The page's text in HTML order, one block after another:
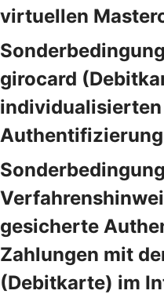
virtuellen
girocard
individualisierten
gesicherte
Zahlungen mit
(Debitkarte) im